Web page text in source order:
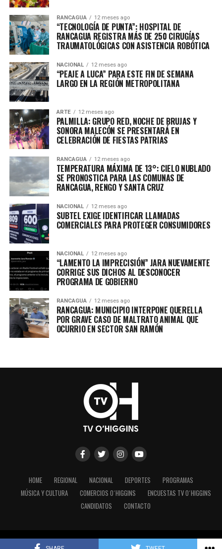
RANCAGUA 12 meses ago
“TECNOLOGÍA DE PUNTA”: HOSPITAL DE
RANCAGUA REGISTRA MÁS DE 250 CIRUGÍAS
TRAUMATOLÓGICAS CON ASISTENCIA ROBÓTICA
NACIONAL 12 meses ago
“PEAJE A LUCA” PARA ESTE FIN DE SEMANA
LARGO EN LA REGIÓN METROPOLITANA
ARTE 12 meses ago
PALMILLA: GRUPO RED, NOCHE DE BRUJAS Y
SONORA MALECÓN SE PRESENTARÁ EN
CELEBRACIÓN DE FIESTAS PATRIAS
RANCAGUA 12 meses ago
TEMPERATURA MÁXIMA DE 13°: CIELO NUBLADO
SE PRONOSTICA PARA LAS COMUNAS DE
RANCAGUA, RENGO Y SANTA CRUZ
NACIONAL 12 meses ago
SUBTEL EXIGE IDENTIFICAR LLAMADAS
COMERCIALES PARA PROTEGER CONSUMIDORES
NACIONAL 12 meses ago
“LAMENTO LA IMPRECISIÓN” JARA NUEVAMENTE
CORRIGE SUS DICHOS AL DESCONOCER
PROGRAMA DE GOBIERNO
RANCAGUA 12 meses ago
RANCAGUA: MUNICIPIO INTERPONE QUERELLA
POR GRAVE CASO DE MALTRATO ANIMAL QUE
OCURRIO EN SECTOR SAN RAMÓN
HOME REGIONAL NACIONAL DEPORTES
PROGRAMAS
MÚSICA Y CULTURA
COMERCIOS O´HIGGINS
ENCUESTAS TV O´HIGGINS
CANDIDATOS
CONTACTO
Copyright © 2023 - TV O´Higgins.